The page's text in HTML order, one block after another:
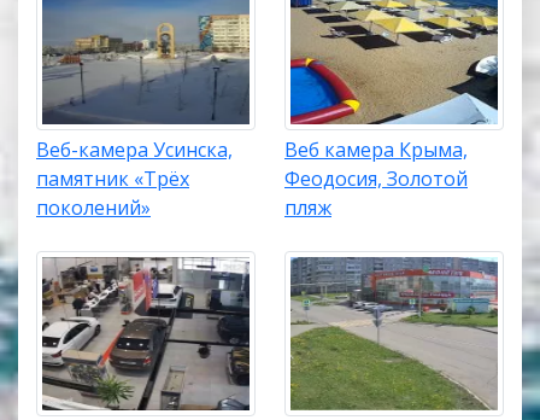
Веб-камера Усинска,
памятник «Трёх
поколений»
Веб камера Крыма,
Феодосия, Золотой
пляж